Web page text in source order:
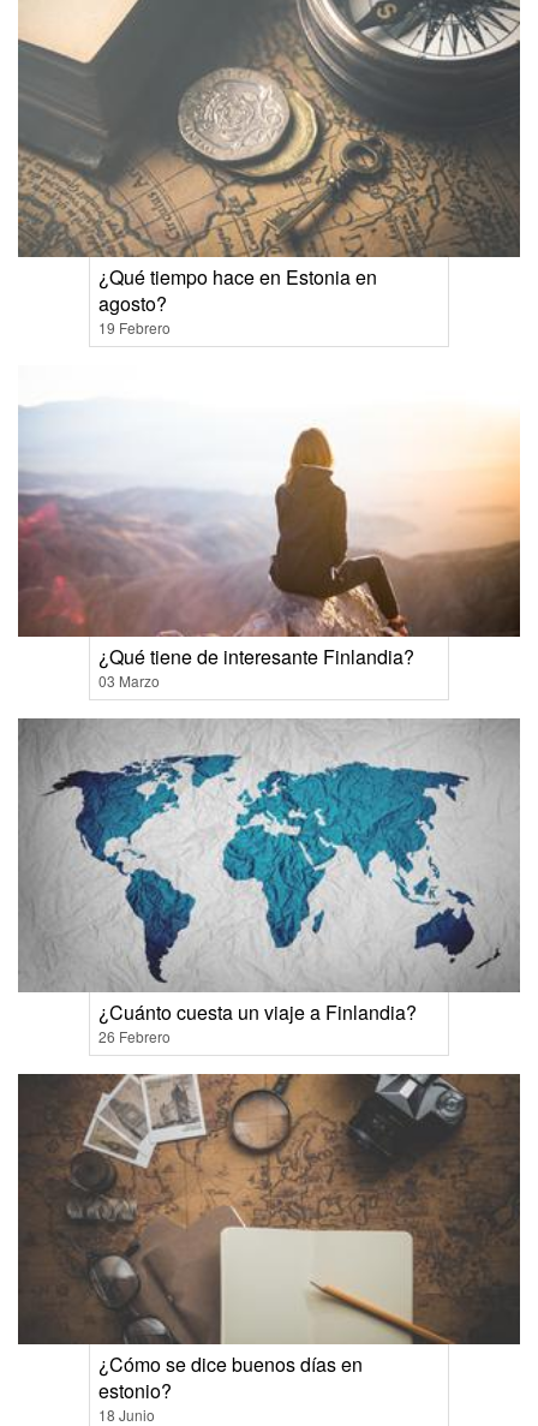
¿Qué tiempo hace en Estonia en
agosto?
19 Febrero
¿Qué tiene de interesante Finlandia?
03 Marzo
¿Cuánto cuesta un viaje a Finlandia?
26 Febrero
¿Cómo se dice buenos días en
estonio?
18 Junio